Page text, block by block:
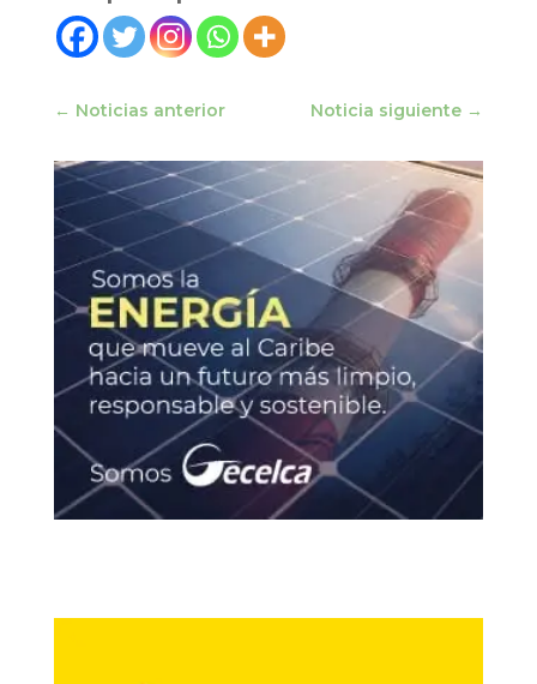
← Noticias anterior Noticia siguiente →